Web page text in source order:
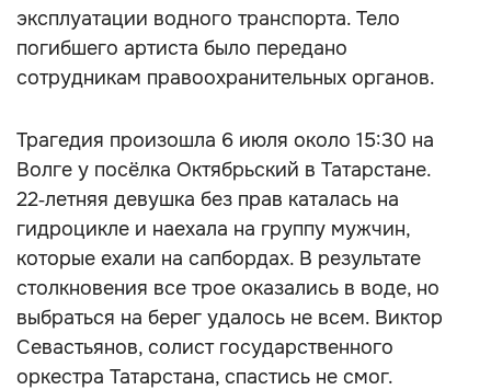
эксплуатации водного транспорта. Тело
погибшего артиста было передано
сотрудникам правоохранительных органов.
Трагедия произошла 6 июля около 15:30 на
Волге у посёлка Октябрьский в Татарстане.
22‑летняя девушка без прав каталась на
гидроцикле и наехала на группу мужчин,
которые ехали на сапбордах. В результате
столкновения все трое оказались в воде, но
выбраться на берег удалось не всем. Виктор
Севастьянов, солист государственного
оркестра Татарстана, спастись не смог.